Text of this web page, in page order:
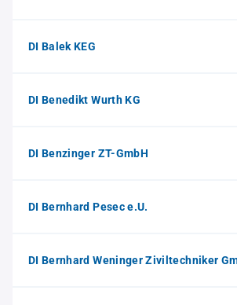
DI Balek KEG
DI Benedikt Wurth KG
DI Benzinger ZT-GmbH
DI Bernhard Pesec e.U.
DI Bernhard Weninger Ziviltechniker